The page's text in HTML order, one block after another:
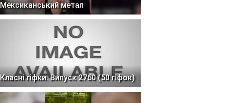
Мексиканський метал
Класні гіфки. Випуск 2760 (50 гіфок)